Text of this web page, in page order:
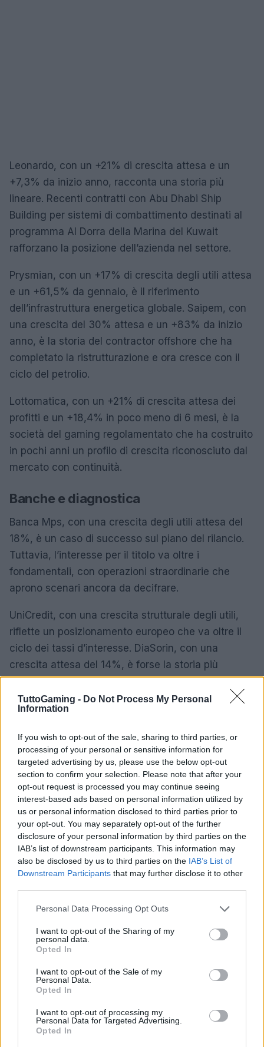
TuttoGaming - Do Not Process My Personal
Information
If you wish to opt-out of the sale, sharing to third parties, or
processing of your personal or sensitive information for
targeted advertising by us, please use the below opt-out
section to confirm your selection. Please note that after your
opt-out request is processed you may continue seeing
interest-based ads based on personal information utilized by
us or personal information disclosed to third parties prior to
your opt-out. You may separately opt-out of the further
disclosure of your personal information by third parties on the
IAB’s list of downstream participants. This information may
also be disclosed by us to third parties on the IAB’s List of
Downstream Participants that may further disclose it to other
Please note that this website/app uses one or more Google
not limited to your visit or usage behaviour. You may click to
grant or deny consent to Google and its third-party tags to
use your data for below specified purposes in below Google
consent section.
Personal Data Processing Opt Outs
I want to opt-out of the Sharing of my
personal data.
Opted In
I want to opt-out of the Sale of my
Personal Data.
Opted In
I want to opt-out of processing my
Personal Data for Targeted Advertising.
Opted In
Leonardo, con un +21% di crescita attesa e un
+7,3% da inizio anno, racconta una storia più
lineare. Recenti contratti con Abu Dhabi Ship
Building per sistemi di combattimento destinati al
programma Al Dorra della Marina del Kuwait
rafforzano la posizione dell’azienda nel settore.
Prysmian, con un +17% di crescita degli utili attesa
e un +61,5% da gennaio, è il riferimento
dell’infrastruttura energetica globale. Saipem, con
una crescita del 30% attesa e un +83% da inizio
anno, è la storia del contractor offshore che ha
completato la ristrutturazione e ora cresce con il
ciclo del petrolio.
Lottomatica, con un +21% di crescita attesa dei
profitti e un +18,4% in poco meno di 6 mesi, è la
società del gaming regolamentato che ha costruito
in pochi anni un profilo di crescita riconosciuto dal
mercato con continuità.
Banche e diagnostica
Banca Mps, con una crescita degli utili attesa del
18%, è un caso di successo sul piano del rilancio.
Tuttavia, l’interesse per il titolo va oltre i
fondamentali, con operazioni straordinarie che
aprono scenari ancora da decifrare.
UniCredit, con una crescita strutturale degli utili,
riflette un posizionamento europeo che va oltre il
ciclo dei tassi d’interesse. DiaSorin, con una
crescita attesa del 14%, è forse la storia più
difensiva nel diagnostico.
Il messaggio finale è chiaro: la crescita degli utili a
Accanto alle storie legate all’AI e alle infrastrutture,
si registrano rimbalzi tecnici e cicli di
ristrutturazione. Come a Wall Street, anche in
Europa la selezione conta più del mercato.
AUTORE
Andrea Conforti
Andrea Conforti, 46enne torinese dal look
trasforma dati e clip in racconti social. Ricorda
quando annotò la rimonta al box stampa dello
quell'appunto nacque la sua linea editoriale,
che propugna spiegazioni visive per il tifoso
allenatore under15 al Chieri e ciclista urbano.